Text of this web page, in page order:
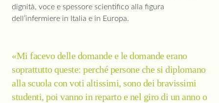
dignità, voce e spessore scientifico alla figura
dell’infermiere in Italia e in Europa.
«Mi facevo delle domande e le domande erano
soprattutto queste: perché persone che si diplomano
alla scuola con voti altissimi, sono dei bravissimi
studenti, poi vanno in reparto e nel giro di un anno o